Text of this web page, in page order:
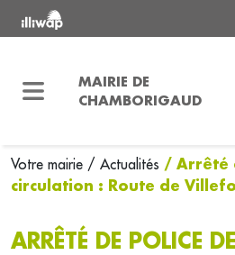
MAIRIE DE
CHAMBORIGAUD
Votre mairie / Actualités / Arrêté
circulation : Route de
ARRÊTÉ DE POLICE